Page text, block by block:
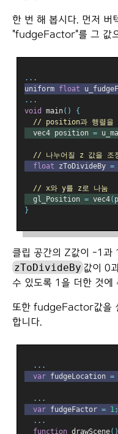
한 번 해 봅시다. 먼저 버
"fudgeFactor"를 그 값
...
uniform float
...
void
main()
{
// position과 행렬을
  vec4 position
=
// 나누어질 z 값을 조
float zToDivideBy =
// x와 y를 z로 나눔
  gl_Position
= vec4(
}
클립 공간의 Z값이 -1과
zToDivideBy 값이 0
수 있도록 1을 더한 것에
또한 fudgeFactor값을
합니다.
...
var fudgeLocation =
...
var fudgeFactor = 1 ;
...
function drawScene()